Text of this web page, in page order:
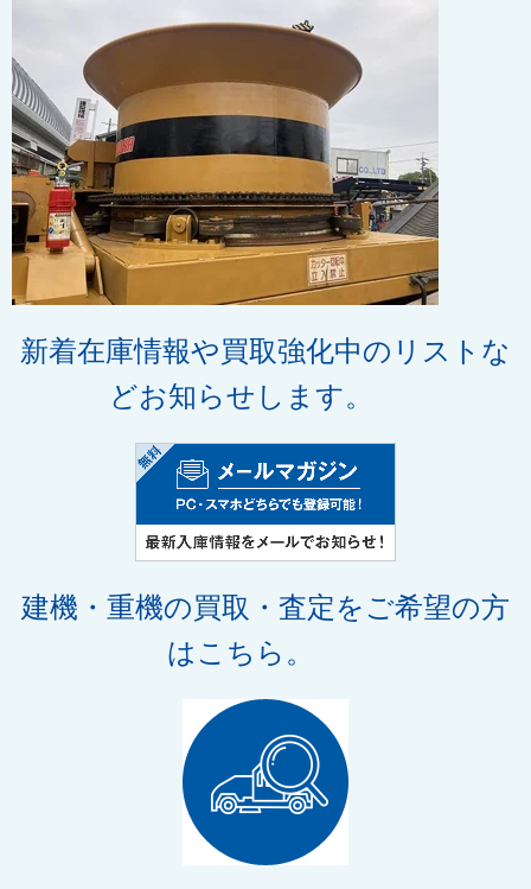
新着在庫情報や買取強化中のリストな
どお知らせします。
建機・重機の買取・査定をご希望の方
はこちら。